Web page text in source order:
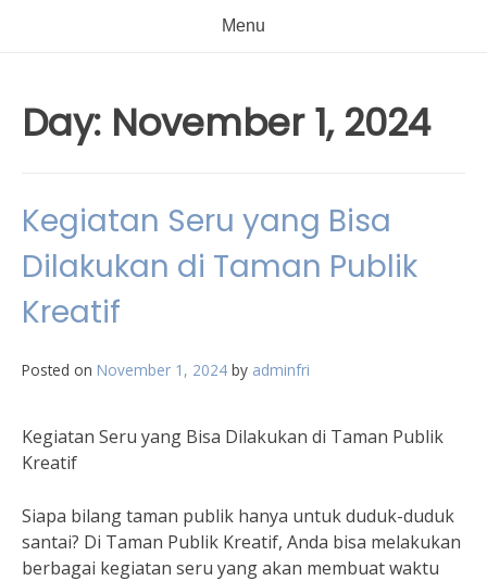
Menu
Day: November 1, 2024
Kegiatan Seru yang Bisa
Dilakukan di Taman Publik
Kreatif
Posted on November 1, 2024 by adminfri
Kegiatan Seru yang Bisa Dilakukan di Taman Publik
Kreatif
Siapa bilang taman publik hanya untuk duduk-duduk
santai? Di Taman Publik Kreatif, Anda bisa melakukan
berbagai kegiatan seru yang akan membuat waktu